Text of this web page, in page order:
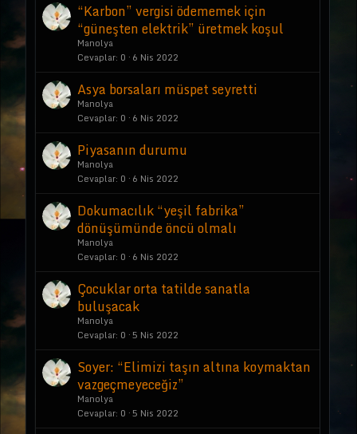
“Karbon” vergisi ödememek için
“güneşten elektrik” üretmek koşul
Manolya
Cevaplar 0 6 Nis 2022
Asya borsaları müspet seyretti
Manolya
Cevaplar 0 6 Nis 2022
Piyasanın durumu
Manolya
Cevaplar 0 6 Nis 2022
Dokumacılık “yeşil fabrika”
dönüşümünde öncü olmalı
Manolya
Cevaplar 0 6 Nis 2022
Çocuklar orta tatilde sanatla
buluşacak
Manolya
Cevaplar 0 5 Nis 2022
Soyer: “Elimizi taşın altına koymaktan
vazgeçmeyeceğiz”
Manolya
Cevaplar 0 5 Nis 2022